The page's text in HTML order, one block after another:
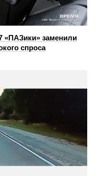
«ПАЗики» заменили
спроса